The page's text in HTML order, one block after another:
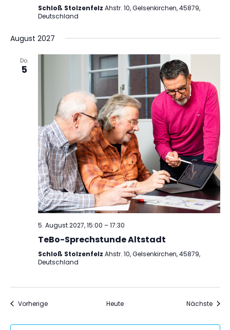
Schloß Stolzenfelz Ahstr. 10, Gelsenkirchen, 45879,
Deutschland
August 2027
Do.
5
5. August 2027, 15:00 –17:30
TeBo-Sprechstunde Altstadt
Schloß Stolzenfelz Ahstr. 10, Gelsenkirchen, 45879,
Deutschland
VorherigeVeranstaltungen Heute Nächste